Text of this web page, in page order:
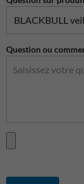
Question ou